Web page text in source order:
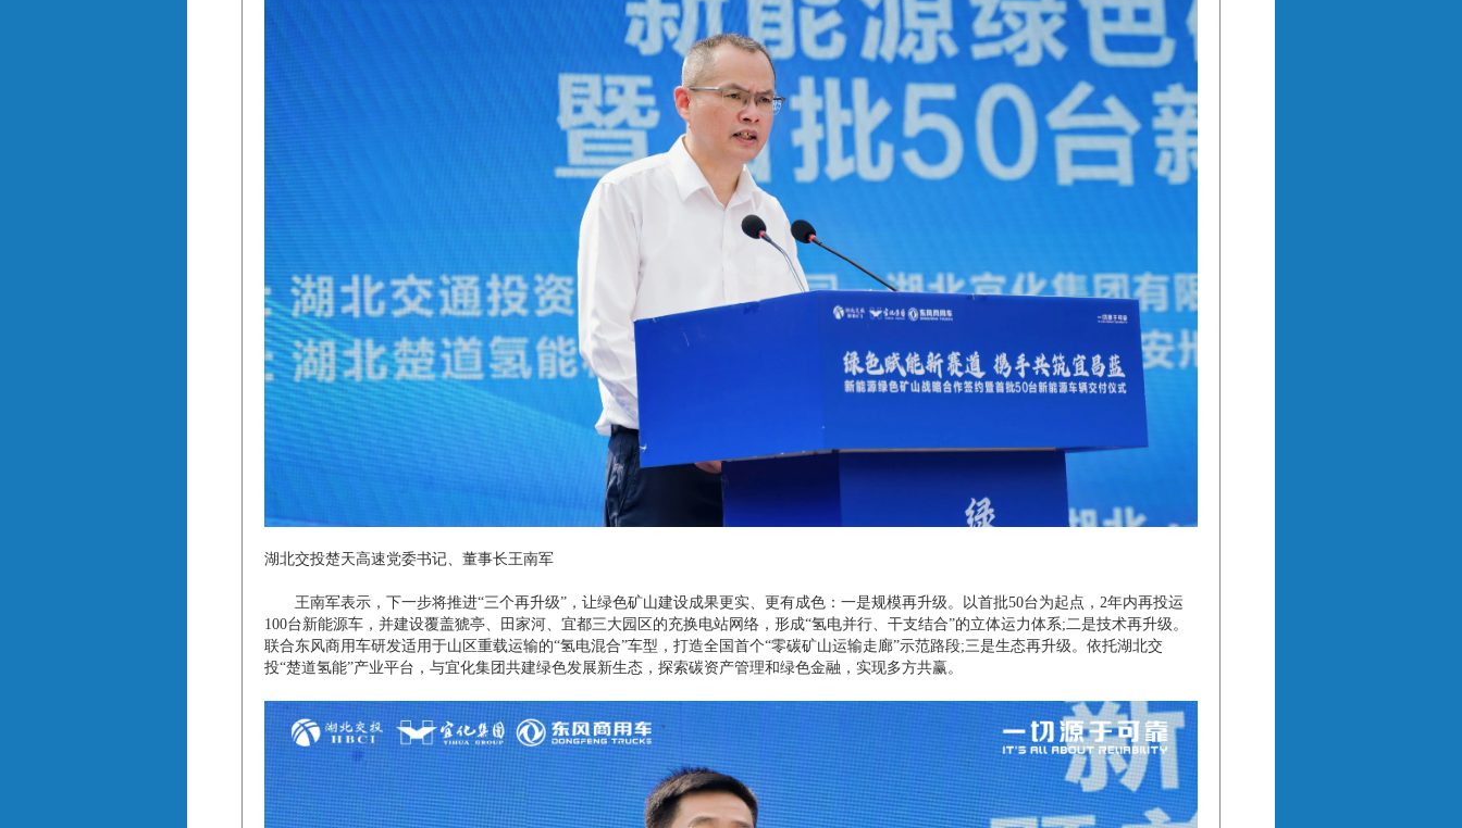
湖北交投楚天高速党委书记、董事长王南军
王南军表示，下一步将推进“三个再升级”，让绿色矿山建设成果更实、更有成色：一是规模再升级。以首批50台为起点，2年内再投运
100台新能源车，并建设覆盖猇亭、田家河、宜都三大园区的充换电站网络，形成“氢电并行、干支结合”的立体运力体系;二是技术再升级。
联合东风商用车研发适用于山区重载运输的“氢电混合”车型，打造全国首个“零碳矿山运输走廊”示范路段;三是生态再升级。依托湖北交
投“楚道氢能”产业平台，与宜化集团共建绿色发展新生态，探索碳资产管理和绿色金融，实现多方共赢。